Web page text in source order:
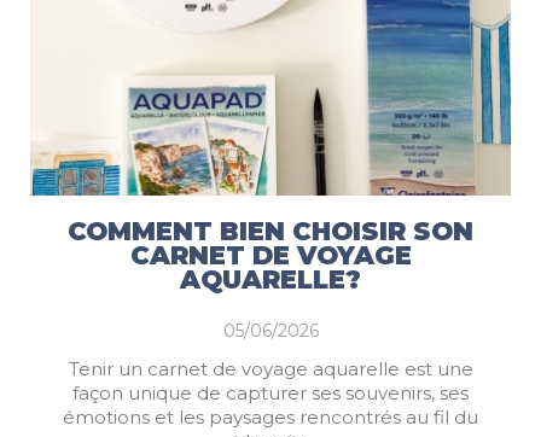
COMMENT BIEN CHOISIR SON
CARNET DE VOYAGE
AQUARELLE?
05/06/2026
Tenir un carnet de voyage aquarelle est une
façon unique de capturer ses souvenirs, ses
émotions et les paysages rencontrés au fil du